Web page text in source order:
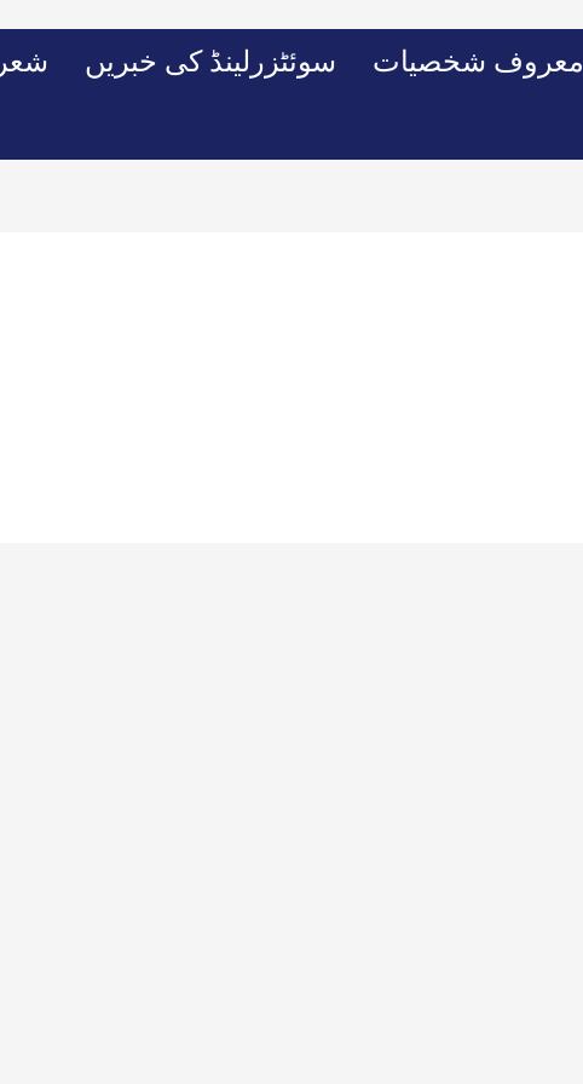
سوئٹزرلینڈ کی خبریں معروف شخصیات